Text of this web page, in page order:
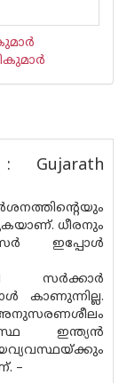
Gujarath
ധീരനും
ഇപ്പോള്‍
സര്‍ക്കാര്‍
കാണുന്നില്ല.
ഇന്ത്യ‌ന്‍
–